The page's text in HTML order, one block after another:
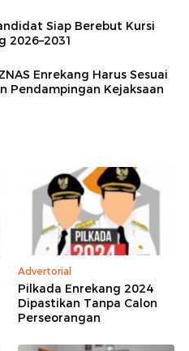
Siap Berebut Kursi
2026–2031
Enrekang Harus Sesuai
Pendampingan Kejaksaan
Advertorial
Pilkada Enrekang 2024
Dipastikan Tanpa Calon
Perseorangan